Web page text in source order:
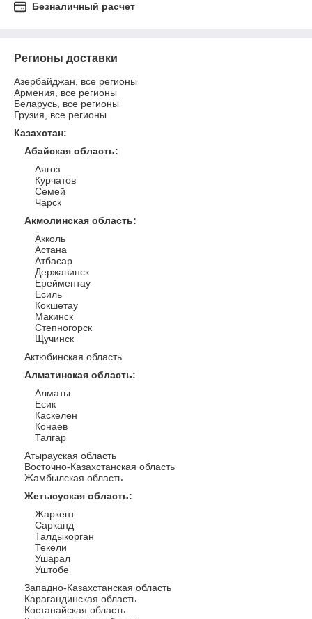
Безналичный расчет
Регионы доставки
Азербайджан, все регионы
Армения, все регионы
Беларусь, все регионы
Грузия, все регионы
Казахстан:
Абайская область:
Аягоз
Курчатов
Семей
Чарск
Акмолинская область:
Акколь
Астана
Атбасар
Державинск
Ерейментау
Есиль
Кокшетау
Макинск
Степногорск
Щучинск
Актюбинская область
Алматинская область:
Алматы
Есик
Каскелен
Конаев
Талгар
Атырауская область
Восточно-Казахстанская область
Жамбылская область
Жетысуская область:
Жаркент
Сарканд
Талдыкорган
Текели
Ушарал
Уштобе
Западно-Казахстанская область
Карагандинская область
Костанайская область